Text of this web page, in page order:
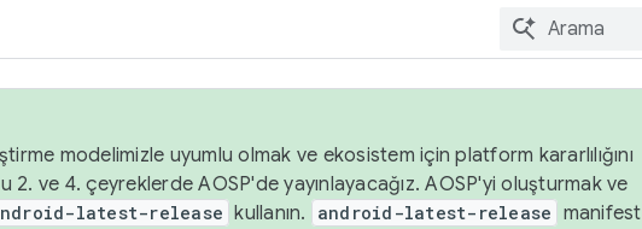
modelimizle uyumlu olmak ve ekosistem için platform kararlılığını
2. ve 4. çeyreklerde AOSP'de yayınlayacağız. AOSP'yi oluşturmak ve
latest-release kullanın. android-latest-release manifest